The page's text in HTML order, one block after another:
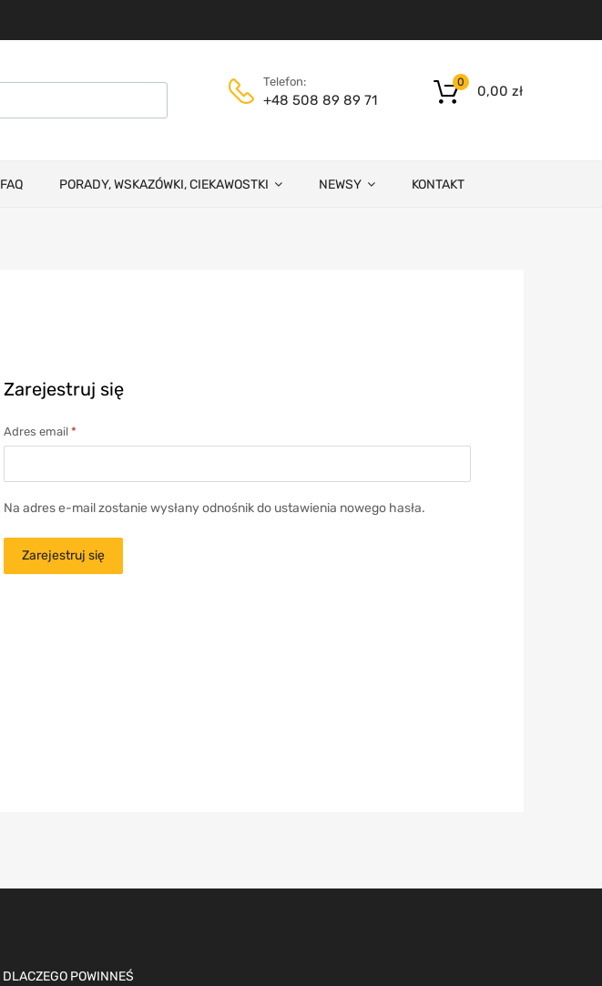
Telefon:
+48 508 89 89 71
0,00 zł
0
FAQ PORADY, WSKAZÓWKI, CIEKAWOSTKI NEWSY KONTAKT
Zarejestruj się
Adres email *
Na adres e-mail zostanie wysłany odnośnik do ustawienia nowego hasła.
Zarejestruj się
DLACZEGO POWINNEŚ